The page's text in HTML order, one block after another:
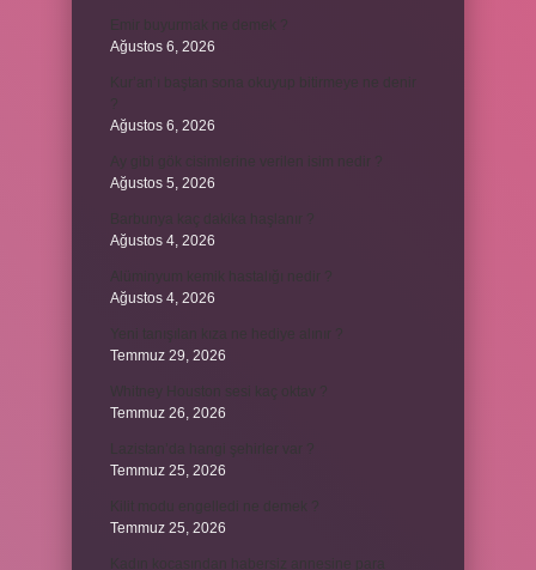
Emir buyurmak ne demek ?
Ağustos 6, 2026
Kur’an’ı baştan sona okuyup bitirmeye ne denir
Ağustos 6, 2026
Ağustos 5, 2026
Ağustos 4, 2026
Ağustos 4, 2026
Temmuz 29, 2026
Temmuz 26, 2026
Temmuz 25, 2026
Temmuz 25, 2026